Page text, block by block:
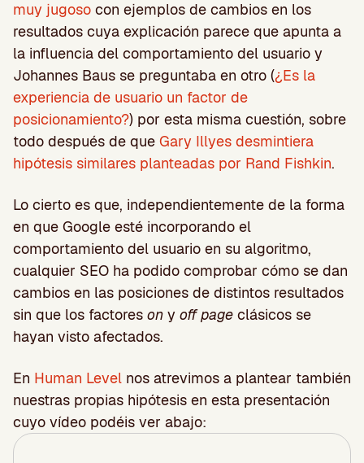
muy jugoso con ejemplos de cambios en los
resultados cuya explicación parece que apunta a
la influencia del comportamiento del usuario y
Johannes Baus se preguntaba en otro (¿Es la
experiencia de usuario un factor de
posicionamiento?) por esta misma cuestión, sobre
todo después de que Gary Illyes desmintiera
hipótesis similares planteadas por Rand Fishkin.
Lo cierto es que, independientemente de la forma
en que Google esté incorporando el
comportamiento del usuario en su algoritmo,
cualquier SEO ha podido comprobar cómo se dan
cambios en las posiciones de distintos resultados
sin que los factores on y off page clásicos se
hayan visto afectados.
En Human Level nos atrevimos a plantear también
nuestras propias hipótesis en esta presentación
cuyo vídeo podéis ver abajo: